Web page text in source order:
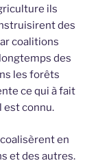
ils
des
coalitions
des
les forêts
ce qui à fait
est connu.
en
et des autres.